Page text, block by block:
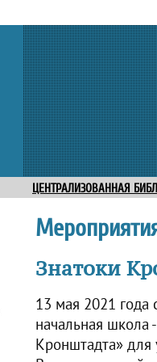
ЦЕНТРАЛИЗОВАННАЯ
Знатоки
13 мая 2021 года
начальная
Кронштадта» для